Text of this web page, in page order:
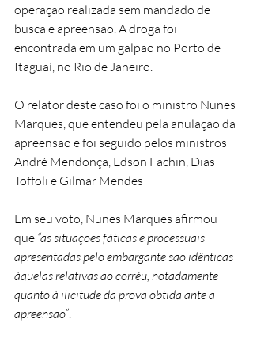
operação realizada sem mandado de
busca e apreensão. A droga foi
encontrada em um galpão no Porto de
Itaguaí, no Rio de Janeiro.
O relator deste caso foi o ministro Nunes
Marques, que entendeu pela anulação da
apreensão e foi seguido pelos ministros
André Mendonça, Edson Fachin, Dias
Toffoli e Gilmar Mendes
Em seu voto, Nunes Marques afirmou
que “as situações fáticas e processuais
apresentadas pelo embargante são idênticas
àquelas relativas ao corréu, notadamente
quanto à ilicitude da prova obtida ante a
apreensão”